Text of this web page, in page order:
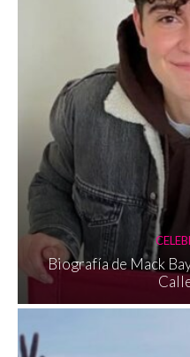
Biografía de Mack